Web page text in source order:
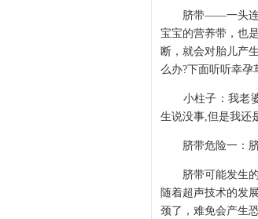
脐带——一头连着
宝宝的营养带，也
断，就会对胎儿产
么办?下面听听幸孕
小柱子：我老婆
生说没事,但是我还
脐带危险一：脐
脐带可能发生的
随着超声技术的发
颈了，难免会产生